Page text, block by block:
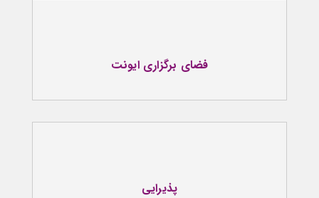
فضای برگزاری ایونت
پذیرایی